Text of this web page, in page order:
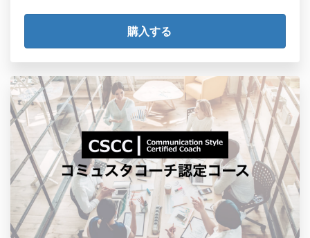
れ、お申込の個人名となることを承知していま
す。
社名などお申込名とは違う宛名の領収書は発行で
きないことを承知しています。
情報商材という性質上、クレジット決済後は、特
別な理由が無い限り、キャンセルはできないこと
を承知しています。
「受講規約」第13条-秘密保持項目に同意し遵守
します。
ICFの倫理規定（ICF Code of Ethics）に則り、
コーチとしての倫理を守ることを約束します
プライバシーポリシー3(５)に記載のとおり、ICF
からプログラム認証申請や更新申請の時に受講者
リストの提出を求められたときに、ここで記載し
たメールアドレスとお名前を使うことを承知して